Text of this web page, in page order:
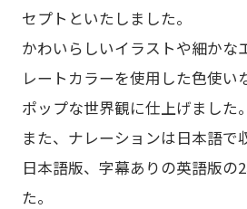
セプトといたしました。
かわいらしいイラストや細かな
レートカラーを使用した色使い
ポップな世界観に仕上げました。
また、ナレーションは日本語で
日本語版、字幕ありの英語版の
た。